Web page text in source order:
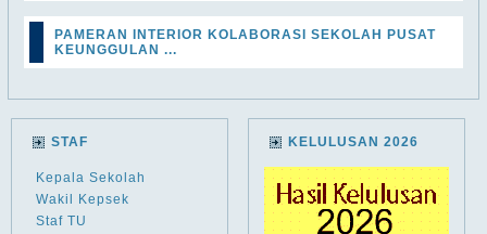
PAMERAN INTERIOR KOLABORASI SEKOLAH PUSAT
KEUNGGULAN ...
STAF
Kepala Sekolah
Wakil Kepsek
Staf TU
KELULUSAN 2026